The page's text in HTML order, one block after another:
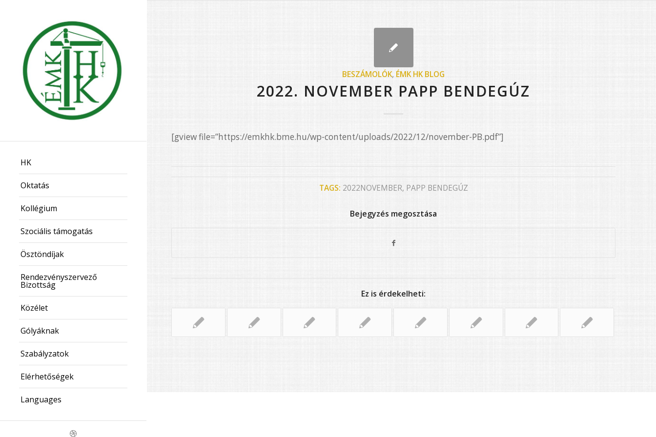
HK
Oktatás
Kollégium
Szociális támogatás
Ösztöndíjak
Rendezvényszervező
Bizottság
Közélet
Gólyáknak
Szabályzatok
Elérhetőségek
Languages
BESZÁMOLÓK, ÉMK HK BLOG
2022. NOVEMBER PAPP BENDEGÚZ
[gview file=”https://emkhk.bme.hu/wp-content/uploads/2022/12/november-PB.pdf”]
TAGS: 2022NOVEMBER, PAPP BENDEGÚZ
Bejegyzés megosztása
Ez is érdekelheti: